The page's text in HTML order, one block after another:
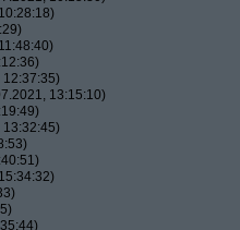
13:15:10)